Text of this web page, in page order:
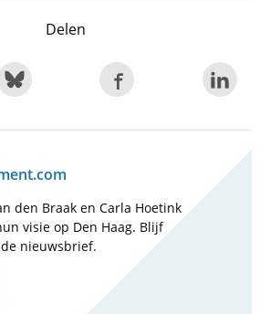
Delen
den Braak en Carla Hoetink
visie op Den Haag. Blijf
nieuwsbrief.